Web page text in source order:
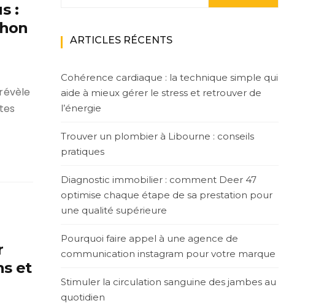
:
et
ARTICLES RÉCENTS
Cohérence cardiaque : la technique simple qui
aide à mieux gérer le stress et retrouver de
l’énergie
Trouver un plombier à Libourne : conseils
pratiques
Diagnostic immobilier : comment Deer 47
optimise chaque étape de sa prestation pour
une qualité supérieure
Pourquoi faire appel à une agence de
communication instagram pour votre marque
Stimuler la circulation sanguine des jambes au
quotidien